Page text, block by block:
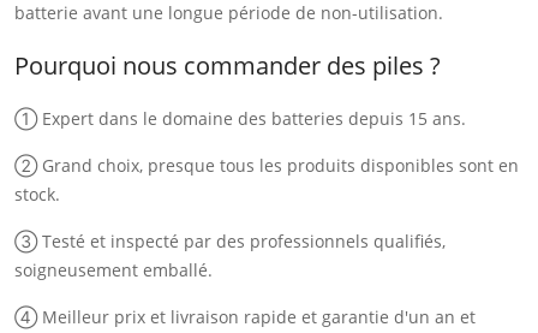
batterie avant une longue période de non-utilisation.
Pourquoi nous commander des piles ?
① Expert dans le domaine des batteries depuis 15 ans.
② Grand choix, presque tous les produits disponibles sont en
stock.
③ Testé et inspecté par des professionnels qualifiés,
soigneusement emballé.
④ Meilleur prix et livraison rapide et garantie d'un an et